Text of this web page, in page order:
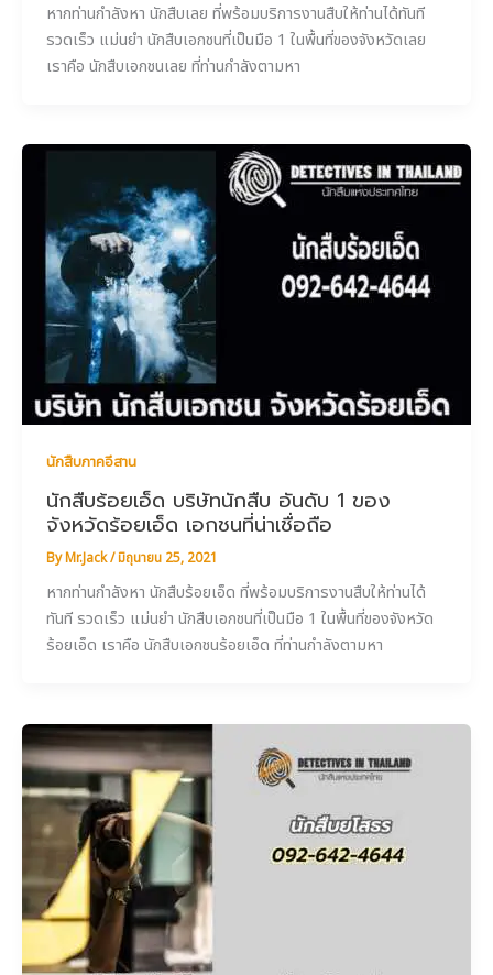
หากท่านกำลังหา นักสืบเลย ที่พร้อมบริการงานสืบให้ท่านได้ทันที
รวดเร็ว แม่นยำ นักสืบเอกชนที่เป็นมือ 1 ในพื้นที่ของจังหวัดเลย
เราคือ นักสืบเอกชนเลย ที่ท่านกำลังตามหา
นักสืบภาคอีสาน
นักสืบร้อยเอ็ด บริษัทนักสืบ อันดับ 1 ของ
จังหวัดร้อยเอ็ด เอกชนที่น่าเชื่อถือ
ByMr.Jack/มิถุนายน 25, 2021
หากท่านกำลังหา นักสืบร้อยเอ็ด ที่พร้อมบริการงานสืบให้ท่านได้
ทันที รวดเร็ว แม่นยำ นักสืบเอกชนที่เป็นมือ 1 ในพื้นที่ของจังหวัด
ร้อยเอ็ด เราคือ นักสืบเอกชนร้อยเอ็ด ที่ท่านกำลังตามหา